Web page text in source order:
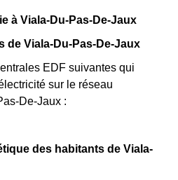
à Viala-Du-Pas-De-Jaux
de Viala-Du-Pas-De-Jaux
EDF suivantes qui
sur le réseau
De-Jaux :
des habitants de Viala-